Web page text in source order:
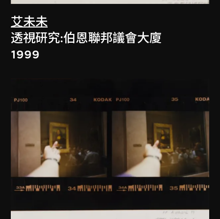
艾未未
透視研究:伯恩聯邦議會大廈
1999